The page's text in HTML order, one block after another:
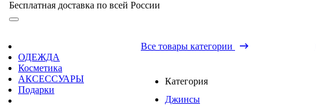
Бесплатная доставка по всей России
ОДЕЖДА
Косметика
АКСЕССУАРЫ
Подарки
Все товары категории
Категория
Джинсы